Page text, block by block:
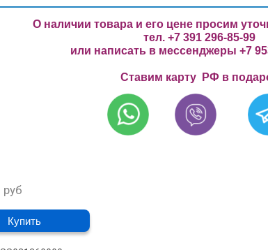
О наличии товара и его цене просим
тел. +7 391 296-85-99
или написать в мессенджеры +7
Ставим карту РФ в
руб
Купить